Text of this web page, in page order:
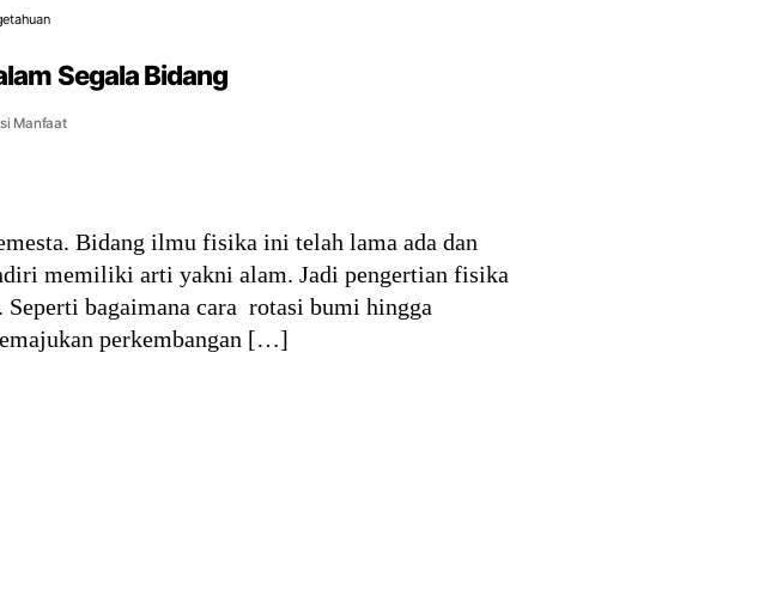
Segala Bidang
Manfaat
Bidang ilmu fisika ini telah lama ada dan
memiliki arti yakni alam. Jadi pengertian fisika
bagaimana cara rotasi bumi hingga
perkembangan […]